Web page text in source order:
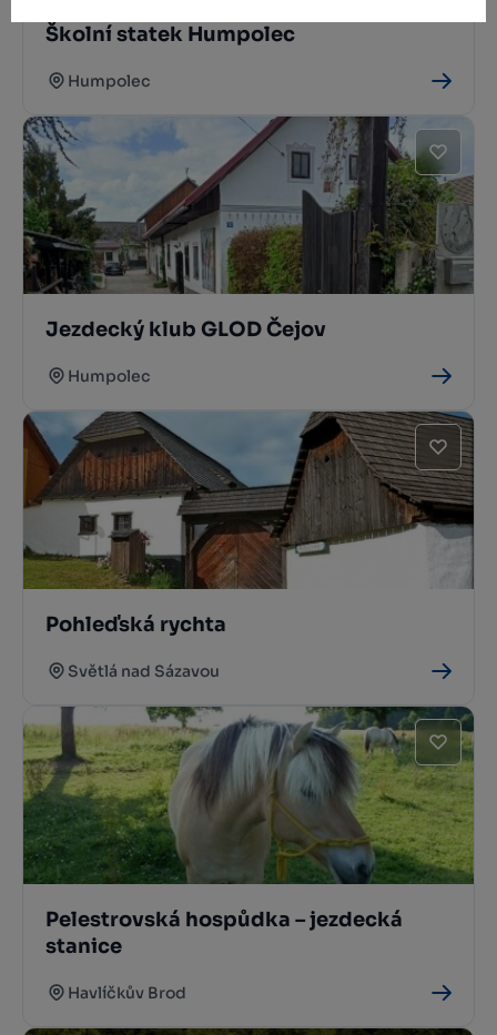
Školní statek Humpolec
Humpolec
Jezdecký klub GLOD Čejov
Humpolec
Pohleďská rychta
Světlá nad Sázavou
Pelestrovská hospůdka – jezdecká
stanice
Havlíčkův Brod